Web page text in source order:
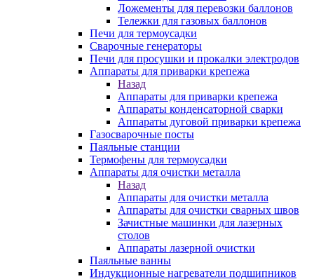
Ложементы для перевозки баллонов
Тележки для газовых баллонов
Печи для термоусадки
Сварочные генераторы
Печи для просушки и прокалки электродов
Аппараты для приварки крепежа
Назад
Аппараты для приварки крепежа
Аппараты конденсаторной сварки
Аппараты дуговой приварки крепежа
Газосварочные посты
Паяльные станции
Термофены для термоусадки
Аппараты для очистки металла
Назад
Аппараты для очистки металла
Аппараты для очистки сварных швов
Зачистные машинки для лазерных
столов
Аппараты лазерной очистки
Паяльные ванны
Индукционные нагреватели подшипников